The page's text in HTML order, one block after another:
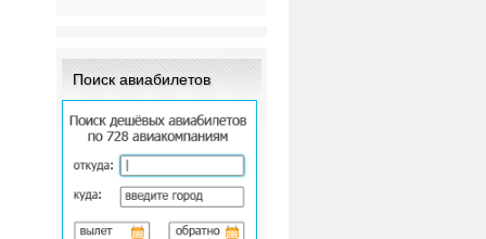
Поиск авиабилетов